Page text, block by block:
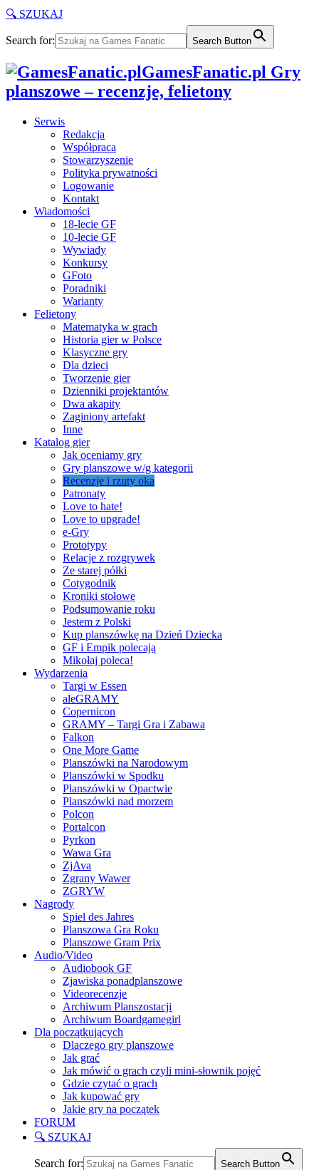
🔍 SZUKAJ
Search for: Search Button
GamesFanatic.pl Gry
planszowe – recenzje, felietony
Serwis
Redakcja
Współpraca
Stowarzyszenie
Polityka prywatności
Logowanie
Kontakt
Wiadomości
18-lecie GF
10-lecie GF
Wywiady
Konkursy
GFoto
Poradniki
Warianty
Felietony
Matematyka w grach
Historia gier w Polsce
Klasyczne gry
Dla dzieci
Tworzenie gier
Dzienniki projektantów
Dwa akapity
Zaginiony artefakt
Inne
Katalog gier
Jak oceniamy gry
Gry planszowe w/g kategorii
Recenzje i rzuty oka
Patronaty
Love to hate!
Love to upgrade!
e-Gry
Prototypy
Relacje z rozgrywek
Ze starej półki
Cotygodnik
Kroniki stołowe
Podsumowanie roku
Jestem z Polski
Kup planszówkę na Dzień Dziecka
GF i Empik polecają
Mikołaj poleca!
Wydarzenia
Targi w Essen
aleGRAMY
Copernicon
GRAMY – Targi Gra i Zabawa
Falkon
One More Game
Planszówki na Narodowym
Planszówki w Spodku
Planszówki w Opactwie
Planszówki nad morzem
Polcon
Portalcon
Pyrkon
Wawa Gra
ZjAva
Zgrany Wawer
ZGRYW
Nagrody
Spiel des Jahres
Planszowa Gra Roku
Planszowe Gram Prix
Audio/Video
Audiobook GF
Zjawiska ponadplanszowe
Videorecenzje
Archiwum Planszostacji
Archiwum Boardgamegirl
Dla początkujących
Dlaczego gry planszowe
Jak grać
Jak mówić o grach czyli mini-słownik pojęć
Gdzie czytać o grach
Jak kupować gry
Jakie gry na początek
FORUM
🔍 SZUKAJ
Search for: Search Button